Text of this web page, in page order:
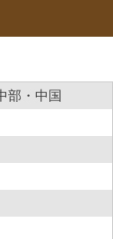
部・中国